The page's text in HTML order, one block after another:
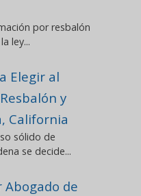
por resbalón
ley...
Elegir al
y
California
sólido de
se decide...
de